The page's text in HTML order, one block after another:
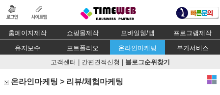
홈페이지제작 쇼핑몰제작 모바일웹/앱 프로그램제작
유지보수 포트폴리오 온라인마케팅
부가서비스
고객센터
간편견적신청 블로그순위찾기
온라인마케팅 > 리뷰/체험마케팅